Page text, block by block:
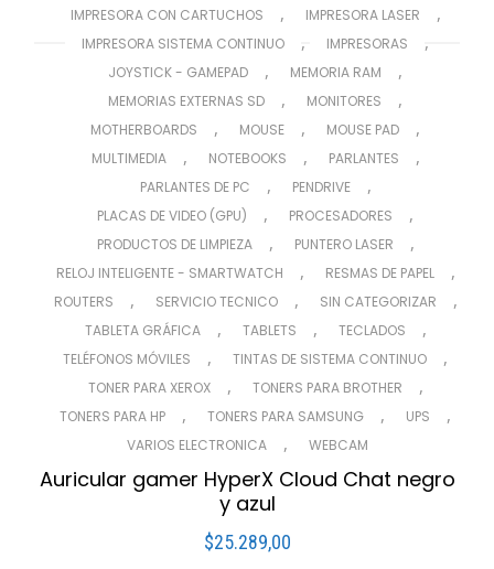
IMPRESORA CON CARTUCHOS , IMPRESORA LASER ,
IMPRESORA SISTEMA CONTINUO , IMPRESORAS ,
JOYSTICK - GAMEPAD , MEMORIA RAM ,
MEMORIAS EXTERNAS SD , MONITORES ,
MOTHERBOARDS , MOUSE , MOUSE PAD ,
MULTIMEDIA , NOTEBOOKS , PARLANTES ,
PARLANTES DE PC , PENDRIVE ,
PLACAS DE VIDEO (GPU) , PROCESADORES ,
PRODUCTOS DE LIMPIEZA , PUNTERO LASER ,
RELOJ INTELIGENTE - SMARTWATCH , RESMAS DE PAPEL ,
ROUTERS , SERVICIO TECNICO , SIN CATEGORIZAR ,
TABLETA GRÁFICA , TABLETS , TECLADOS ,
TELÉFONOS MÓVILES , TINTAS DE SISTEMA CONTINUO ,
TONER PARA XEROX , TONERS PARA BROTHER ,
TONERS PARA HP , TONERS PARA SAMSUNG , UPS ,
VARIOS ELECTRONICA , WEBCAM
Auricular gamer HyperX Cloud Chat negro
y azul
$25.289,00